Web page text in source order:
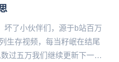
坏了小伙伴们，源于b站百万
生存视频，每当籽岷在结尾
过五万我们继续更新下一集‌‌‌‌‌‌‌‌”